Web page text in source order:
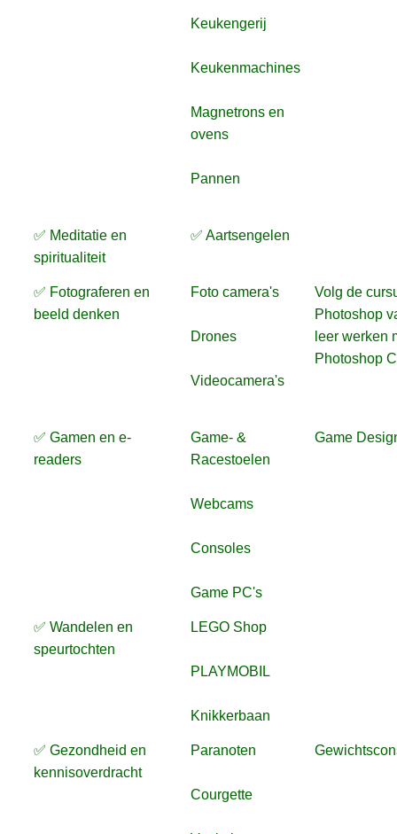
Keukengerij
Keukenmachines
Magnetrons en
ovens
Pannen
✅ Meditatie en
spiritualiteit
✅ Aartsengelen
✅ Fotograferen en
beeld denken
Foto camera's
Drones
Videocamera's
Volg de
Photoshop
leer werken
Photoshop
✅ Gamen en e-
readers
Game- &
Racestoelen
Webcams
Consoles
Game PC's
Game
✅ Wandelen en
speurtochten
LEGO Shop
PLAYMOBIL
Knikkerbaan
✅ Gezondheid en
kennisoverdracht
Paranoten
Courgette